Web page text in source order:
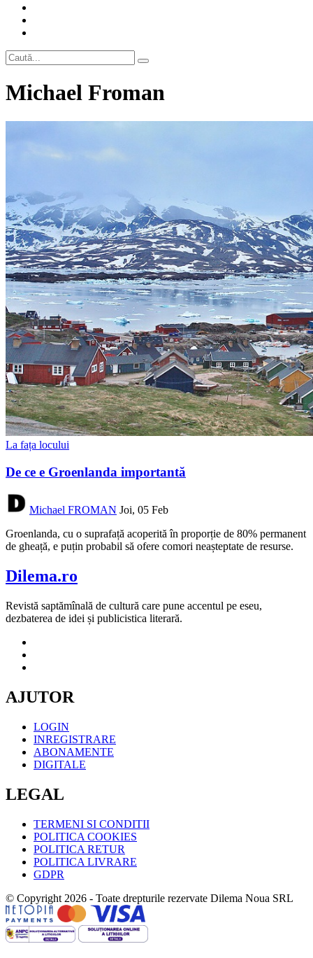
Michael Froman
La fața locului
De ce e Groenlanda importantă
Michael FROMAN Joi, 05 Feb
Groenlanda, cu o suprafață acoperită în proporție de 80% permanent
de gheață, e puțin probabil să ofere comori neașteptate de resurse.
Dilema.ro
Revistă saptămînală de cultură care pune accentul pe eseu,
dezbaterea de idei și publicistica literară.
AJUTOR
LOGIN
INREGISTRARE
ABONAMENTE
DIGITALE
LEGAL
TERMENI SI CONDITII
POLITICA COOKIES
POLITICA RETUR
POLITICA LIVRARE
GDPR
© Copyright 2026 - Toate drepturile rezervate Dilema Noua SRL